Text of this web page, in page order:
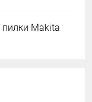
пилки Makita